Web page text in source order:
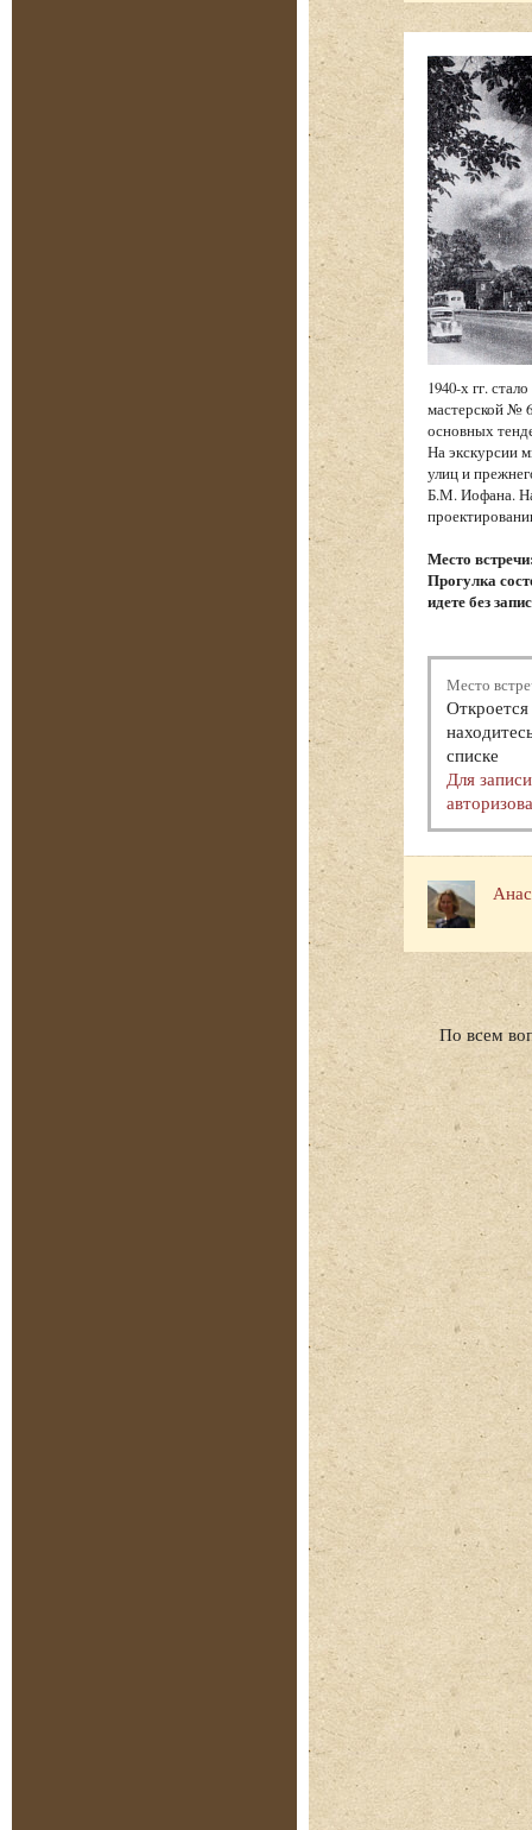
1940-х гг.
мастерской №
основных
На экскурсии
улиц и
Б.М. Иофана.
Место
Прогулка
идете без
Место
списке
Для
По всем